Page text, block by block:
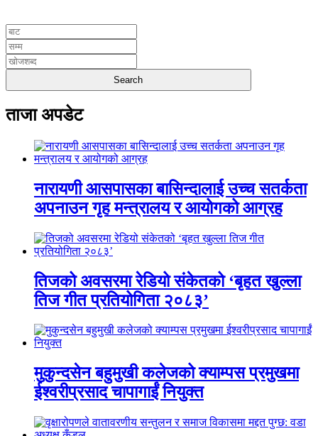
ताजा अपडेट
नारायणी आसपासका बासिन्दालाई उच्च सतर्कता
अपनाउन गृह मन्त्रालय र आयोगको आग्रह
तिजको अवसरमा रेडियो संकेतको ‘बृहत खुल्ला
तिज गीत प्रतियोगिता २०८३’
मुकुन्दसेन बहुमुखी कलेजको क्याम्पस प्रमुखमा
ईश्वरीप्रसाद चापागाईं नियुक्त